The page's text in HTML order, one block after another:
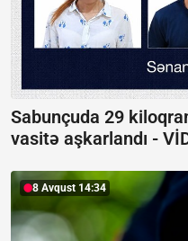
Sabunçuda 29
vasitə aşkarlandı -
8 Avqust 14:34